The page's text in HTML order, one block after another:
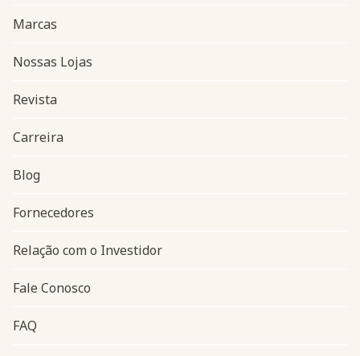
Navegação do rodapé
Marcas
Nossas Lojas
Revista
Carreira
Blog
Fornecedores
Relação com o Investidor
Fale Conosco
FAQ